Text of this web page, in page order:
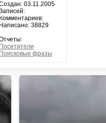
03.11.2005
Комментариев:
Написано: 38829
Посетители
Поисковые фразы